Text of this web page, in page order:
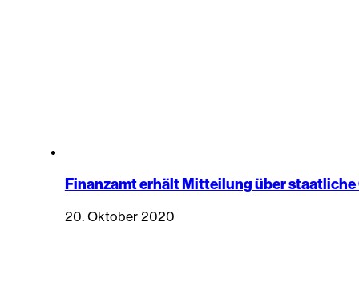
Finanzamt erhält Mitteilung über
20. Oktober 2020